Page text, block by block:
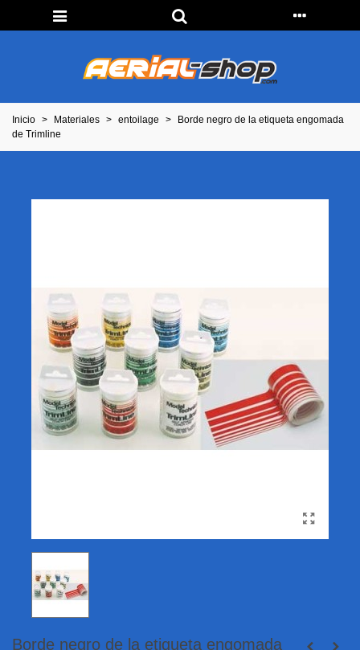
Inicio > Materiales > entoilage >
Borde negro de la etiqueta engomada
de Trimline
Borde negro de la etiqueta engomada